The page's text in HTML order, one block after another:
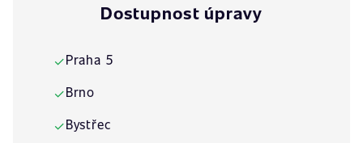
Dostupnost úpravy
✓Praha 5
✓Brno
✓Bystřec